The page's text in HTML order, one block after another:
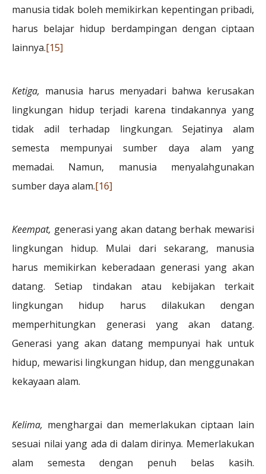
manusia tidak boleh memikirkan kepentingan pribadi,
harus belajar hidup berdampingan dengan ciptaan
lainnya.[15]
Ketiga, manusia harus menyadari bahwa kerusakan
lingkungan hidup terjadi karena tindakannya yang
tidak adil terhadap lingkungan. Sejatinya alam
semesta mempunyai sumber daya alam yang
memadai. Namun, manusia menyalahgunakan
sumber daya alam.[16]
Keempat, generasi yang akan datang berhak mewarisi
lingkungan hidup. Mulai dari sekarang, manusia
harus memikirkan keberadaan generasi yang akan
datang. Setiap tindakan atau kebijakan terkait
lingkungan hidup harus dilakukan dengan
memperhitungkan generasi yang akan datang.
Generasi yang akan datang mempunyai hak untuk
hidup, mewarisi lingkungan hidup, dan menggunakan
kekayaan alam.
Kelima, menghargai dan memerlakukan ciptaan lain
sesuai nilai yang ada di dalam dirinya. Memerlakukan
alam semesta dengan penuh belas kasih.